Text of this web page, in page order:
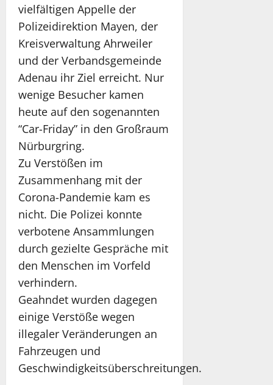
vielfältigen Appelle der
Polizeidirektion Mayen, der
Kreisverwaltung Ahrweiler
und der Verbandsgemeinde
Adenau ihr Ziel erreicht. Nur
wenige Besucher kamen
heute auf den sogenannten
“Car-Friday” in den Großraum
Nürburgring.
Zu Verstößen im
Zusammenhang mit der
Corona-Pandemie kam es
nicht. Die Polizei konnte
verbotene Ansammlungen
durch gezielte Gespräche mit
den Menschen im Vorfeld
verhindern.
Geahndet wurden dagegen
einige Verstöße wegen
illegaler Veränderungen an
Fahrzeugen und
Geschwindigkeitsüberschreitungen.